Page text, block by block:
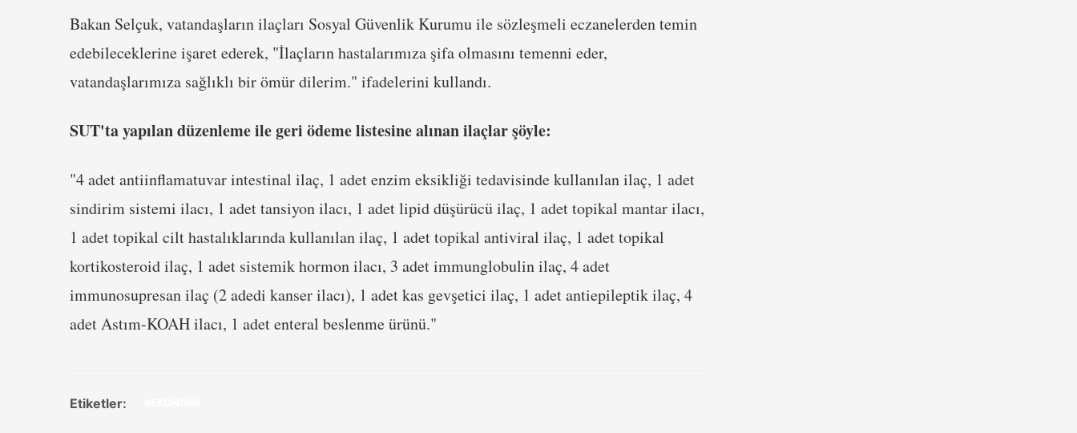
Bakan Selçuk, vatandaşların ilaçları Sosyal Güvenlik Kurumu ile sözleşmeli eczanelerden temin
edebileceklerine işaret ederek, "İlaçların hastalarımıza şifa olmasını temenni eder,
vatandaşlarımıza sağlıklı bir ömür dilerim." ifadelerini kullandı.
SUT'ta yapılan düzenleme ile geri ödeme listesine alınan ilaçlar şöyle:
"4 adet antiinflamatuvar intestinal ilaç, 1 adet enzim eksikliği tedavisinde kullanılan ilaç, 1 adet
sindirim sistemi ilacı, 1 adet tansiyon ilacı, 1 adet lipid düşürücü ilaç, 1 adet topikal mantar ilacı,
1 adet topikal cilt hastalıklarında kullanılan ilaç, 1 adet topikal antiviral ilaç, 1 adet topikal
kortikosteroid ilaç, 1 adet sistemik hormon ilacı, 3 adet immunglobulin ilaç, 4 adet
immunosupresan ilaç (2 adedi kanser ilacı), 1 adet kas gevşetici ilaç, 1 adet antiepileptik ilaç, 4
adet Astım-KOAH ilacı, 1 adet enteral beslenme ürünü."
Etiketler: